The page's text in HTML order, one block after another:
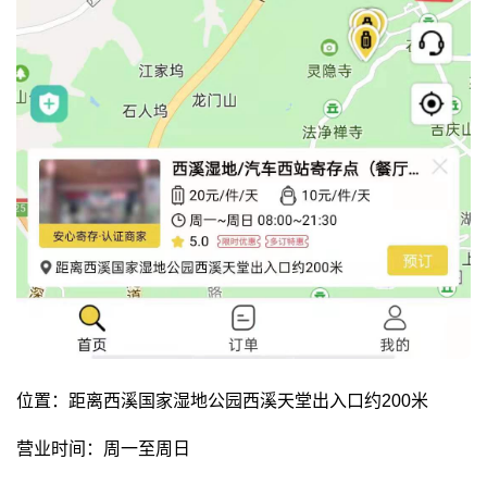
位置：距离西溪国家湿地公园西溪天堂出入口约200米
营业时间：周一至周日